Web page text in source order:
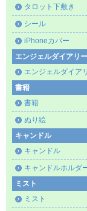
タロット下敷き
シール
iPhoneカバー
エンジェルダイアリ
エンジェルダイア
書籍
書籍
ぬり絵
キャンドル
キャンドル
キャンドルホルダ
ミスト
ミスト